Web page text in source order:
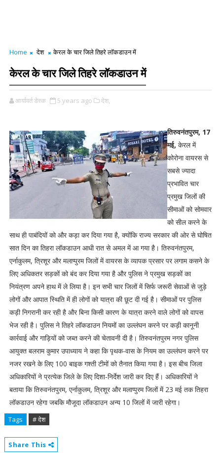
Home देश केरल के चार जिले तिहरे लॉकडाउन में
केरल के चार जिले तिहरे लॉकडाउन में
आर्यावर्त डेस्क 5 years ago देश,
तिरुवनंतपुरम, 17
मई, केरल में
कोरोना वायरस से
सबसे ज्यादा
प्रभावित चार
प्रमुख जिलों की
सीमाओं को सोमवार
को सील करने के
साथ ही पाबंदियों को और कड़ा कर दिया गया है, क्योंकि राज्य सरकार की ओर से घोषित
सात दिन का तिहरा लॉकडाउन आधी रात से अमल में आ गया है। तिरुवनंतपुरम,
एर्नाकुलम, त्रिशूर और मलाप्पुरम जिलों में वायरस के व्यापक प्रसार पर लगाम कसने के
लिए अधिकतर सड़कों को बंद कर दिया गया है और पुलिस ने प्रमुख सड़कों का
नियंत्रण अपने हाथ में ले लिया है। इन सभी चार जिलों में सिर्फ जरूरी सेवाओं से जुड़े
लोगों और आपात स्थिति में ही लोगों को यात्रा की छूट दी गई है। सीमाओं पर पुलिस
कड़ी निगरानी कर रही है और बिना किसी कारण के यात्रा करने वाले लोगों को वापस
भेज रही है। पुलिस ने तिहरे लॉकडाउन नियमों का उल्लंघन करने पर कड़ी कानूनी
कार्रवाई और गाड़ियों को जब्त करने की चेतावनी दी है। तिरुवनंतपुरम नगर पुलिस
आयुक्त बलराम कुमार उपाध्याय ने कहा कि पृथक-वास के नियम का उल्लंघन करने पर
नजर रखने के लिए 100 बाइक गश्ती टीमों को तैनात किया गया है। इस बीच जिला
अधिकारियों ने प्रत्येक जिले के लिए दिशा-निर्देश जारी कर दिए हैं। अधिकारियों ने
बताया कि तिरुवनंतपुरम, एर्नाकुलम, त्रिशूर और मलाप्पुरम जिलों में 23 मई तक तिहरा
लॉकडाउन रहेगा जबकि मौजूदा लॉकडाउन अन्य 10 जिलों में जारी रहेगा।
Tags # देश
Share This